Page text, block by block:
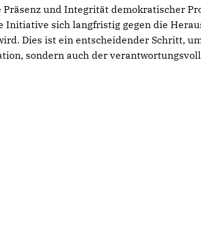
Präsenz und Integrität demokratischer
Initiative sich langfristig gegen die
Dies ist ein entscheidender Schritt,
sondern auch der